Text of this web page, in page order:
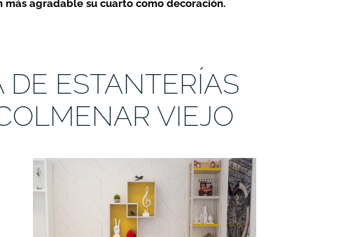
más agradable su cuarto como decoración.
ESTANTERÍAS
VIEJO